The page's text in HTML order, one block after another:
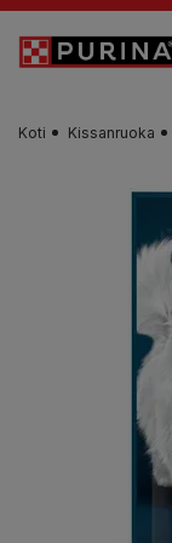
Skip to main
Koti Kissanruoka